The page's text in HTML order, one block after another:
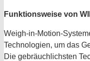
Funktionsweise von
Weigh-in-Motion-
Technologien, um das
Die gebräuchlichsten